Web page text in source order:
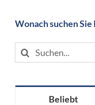
Wonach suchen
Suche
nach:
Beliebt